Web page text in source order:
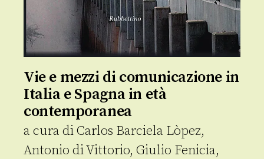
Vie e mezzi di comunicazione in
Italia e Spagna in età
contemporanea
a cura diCarlos Barciela Lòpez,
Antonio di Vittorio, Giulio Fenicia,